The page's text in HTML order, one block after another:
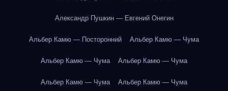
Александр Пушкин — Евгений Онегин
Альбер Камю — Посторонний Альбер Камю — Чума
Альбер Камю — Чума Альбер Камю — Чума
Альбер Камю — Чума Альбер Камю — Чума